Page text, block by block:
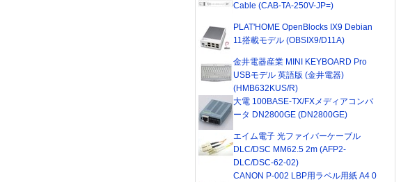
Cable (CAB-TA-250V-JP=)
PLAT'HOME OpenBlocks IX9 Debian
11搭載モデル (OBSIX9/D11A)
金井電器産業 MINI KEYBOARD Pro
USBモデル 英語版 (金井電器)
(HMB632KUS/R)
大電 100BASE-TX/FXメディアコンバ
ータ DN2800GE (DN2800GE)
エイム電子 光ファイバーケーブル
DLC/DSC MM62.5 2m (AFP2-
DLC/DSC-62-02)
CANON P-002 LBP用ラベル用紙 A4 0